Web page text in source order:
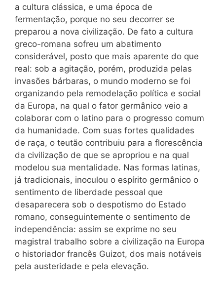
a cultura clássica, e uma época de
fermentação, porque no seu decorrer se
preparou a nova civilização. De fato a cultura
greco-romana sofreu um abatimento
considerável, posto que mais aparente do que
real: sob a agitação, porém, produzida pelas
invasões bárbaras, o mundo moderno se foi
organizando pela remodelação política e social
da Europa, na qual o fator germânico veio a
colaborar com o latino para o progresso comum
da humanidade. Com suas fortes qualidades
de raça, o teutão contribuiu para a florescência
da civilização de que se apropriou e na qual
modelou sua mentalidade. Nas formas latinas,
já tradicionais, inoculou o espírito germânico o
sentimento de liberdade pessoal que
desaparecera sob o despotismo do Estado
romano, conseguintemente o sentimento de
independência: assim se exprime no seu
magistral trabalho sobre a civilização na Europa
o historiador francês Guizot, dos mais notáveis
pela austeridade e pela elevação.